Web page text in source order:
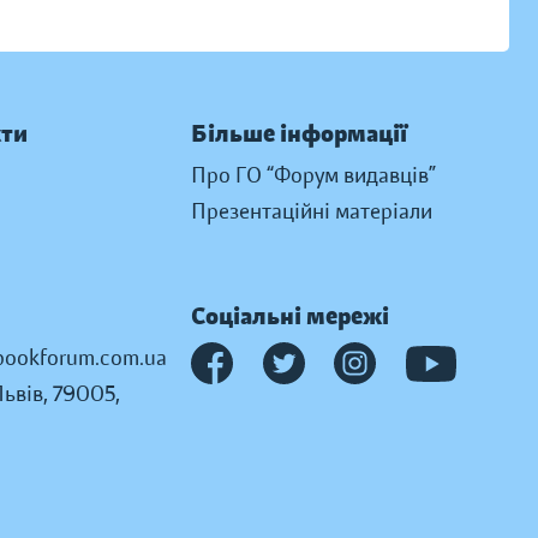
Більше інформації
Про ГО “Форум видавців”
Презентаційні матеріали
79005,
Соціальні мережі